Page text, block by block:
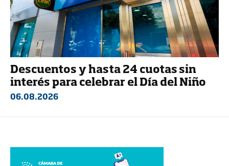
Descuentos y hasta 24 cuotas sin
interés para celebrar el Día del Niño
06.08.2026